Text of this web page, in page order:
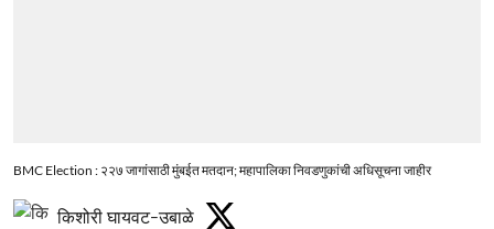
BMC Election : २२७ जागांसाठी मुंबईत मतदान; महापालिका निवडणुकांची अधिसूचना जाहीर
किशोरी घायवट-उबाळे